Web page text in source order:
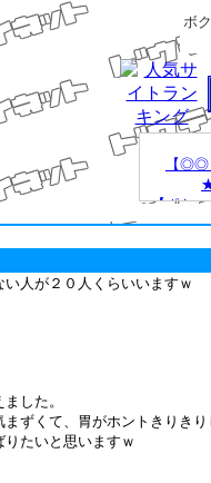
ボ
【◎◎
【ポケ
出会い
人が２０人くらいいますｗ
した。
ずくて、胃がホントきりきり
たいと思いますｗ